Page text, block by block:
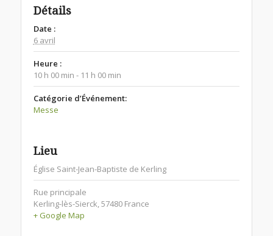
Détails
Date :
6 avril
Heure :
10 h 00 min - 11 h 00 min
Catégorie d’Événement:
Messe
Lieu
Église Saint-Jean-Baptiste de Kerling
Rue principale
Kerling-lès-Sierck,57480 France
+ Google Map